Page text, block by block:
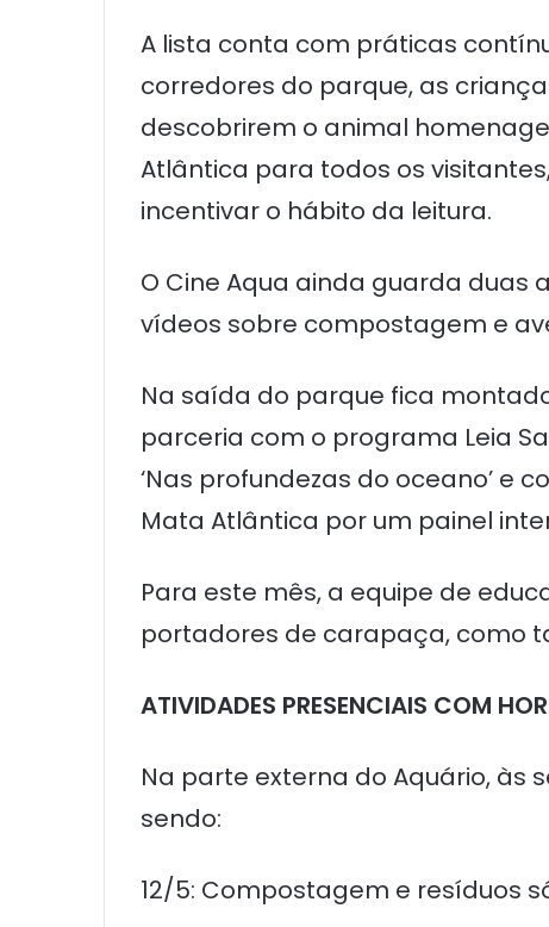
A lista conta com práticas
corredores do parque, as
descobrirem o animal
Atlântica para todos os
incentivar o hábito da leitura.
O Cine Aqua ainda guarda duas
vídeos sobre compostagem e
Na saída do parque fica
parceria com o programa Leia
‘Nas profundezas do oceano’ e
Mata Atlântica por um painel
Para este mês, a equipe de
portadores de carapaça, como
ATIVIDADES PRESENCIAIS COM
Na parte externa do Aquário, às
sendo:
12/5: Compostagem e resíduos